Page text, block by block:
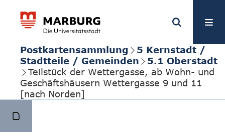
Postkartensammlung
5 Kernstadt /
Stadtteile / Gemeinden
5.1 Oberstadt
Teilstück der Wettergasse, ab Wohn- und
Geschäftshäusern Wettergasse 9 und 11
[nach Norden]